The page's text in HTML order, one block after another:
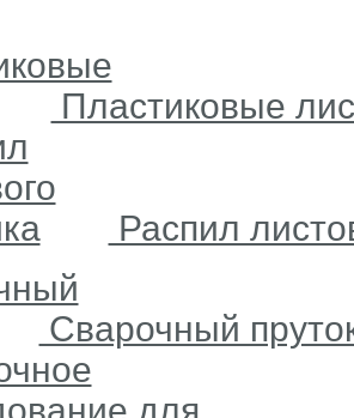
Пластиковые
Распил
Сварочный